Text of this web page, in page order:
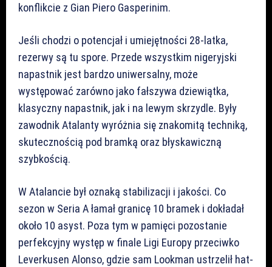
konflikcie z Gian Piero Gasperinim.
Jeśli chodzi o potencjał i umiejętności 28-latka,
rezerwy są tu spore. Przede wszystkim nigeryjski
napastnik jest bardzo uniwersalny, może
występować zarówno jako fałszywa dziewiątka,
klasyczny napastnik, jak i na lewym skrzydle. Były
zawodnik Atalanty wyróżnia się znakomitą techniką,
skutecznością pod bramką oraz błyskawiczną
szybkością.
W Atalancie był oznaką stabilizacji i jakości. Co
sezon w Seria A łamał granicę 10 bramek i dokładał
około 10 asyst. Poza tym w pamięci pozostanie
perfekcyjny występ w finale Ligi Europy przeciwko
Leverkusen Alonso, gdzie sam Lookman ustrzelił hat-